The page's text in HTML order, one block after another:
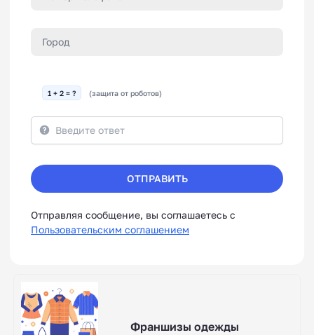
1 + 2 = ? (защита от роботов)
ОТПРАВИТЬ
Отправляя сообщение, вы соглашаетесь с
Пользовательским соглашением
Франшизы одежды